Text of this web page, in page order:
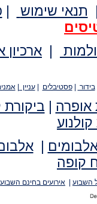
תנאי שימוש |
| ארכיון
בידור |פסטיבלים |עניין |
אופרה | ביקורת
קולנוע
|
קופה
השבוע אירועים בחינם השבוע